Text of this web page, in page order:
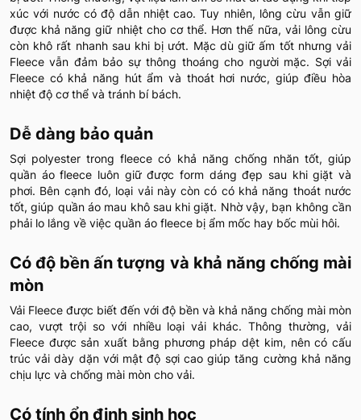
xúc với nước có độ dẫn nhiệt cao. Tuy nhiên, lông cừu vẫn giữ
được khả năng giữ nhiệt cho cơ thể. Hơn thế nữa, vải lông cừu
còn khô rất nhanh sau khi bị ướt. Mặc dù giữ ấm tốt nhưng vải
Fleece vẫn đảm bảo sự thông thoáng cho người mặc. Sợi vải
Fleece có khả năng hút ẩm và thoát hơi nước, giúp điều hòa
nhiệt độ cơ thể và tránh bí bách.
Dễ dàng bảo quản
Sợi polyester trong fleece có khả năng chống nhăn tốt, giúp
quần áo fleece luôn giữ được form dáng đẹp sau khi giặt và
phơi. Bên cạnh đó, loại vải này còn có có khả năng thoát nước
tốt, giúp quần áo mau khô sau khi giặt. Nhờ vậy, bạn không cần
phải lo lắng về việc quần áo fleece bị ẩm mốc hay bốc mùi hôi.
Có độ bền ấn tượng và khả năng chống mài
mòn
Vải Fleece được biết đến với độ bền và khả năng chống mài mòn
cao, vượt trội so với nhiều loại vải khác. Thông thường, vải
Fleece được sản xuất bằng phương pháp dệt kim, nên có cấu
trúc vải dày dặn với mật độ sợi cao giúp tăng cường khả năng
chịu lực và chống mài mòn cho vải.
Có tính ổn định sinh học